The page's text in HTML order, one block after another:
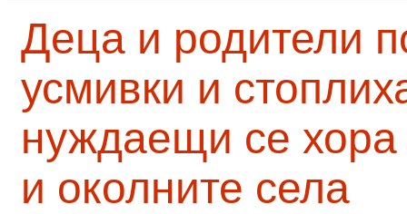
Деца и родители
усмивки и
нуждаещи се
и околните села